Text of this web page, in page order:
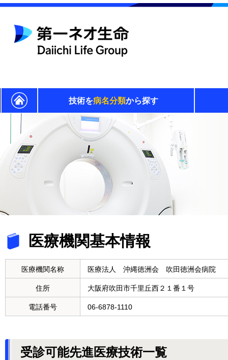
技術を病名分類から探す
医療機関基本情報
医療機関名称 医療法人 沖縄徳洲会 吹田徳洲会病院
住所 大阪府吹田市千里丘西２１番１号
電話番号 06-6878-1110
受診可能先進医療技術一覧